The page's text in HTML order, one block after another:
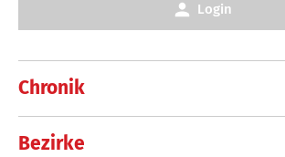
Chronik
Bezirke
Login